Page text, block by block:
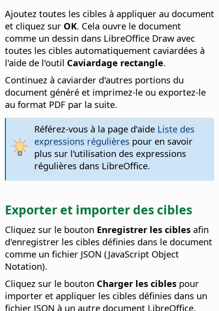
Ajoutez toutes les cibles à appliquer au document
et cliquez sur OK. Cela ouvre le document
comme un dessin dans LibreOffice Draw avec
toutes les cibles automatiquement caviardées à
l'aide de l'outil Caviardage rectangle.
Continuez à caviarder d'autres portions du
document généré et imprimez-le ou exportez-le
au format PDF par la suite.
Référez-vous à la page d'aide Liste des
expressions régulières pour en savoir
plus sur l'utilisation des expressions
régulières dans LibreOffice.
Exporter et importer des cibles
Cliquez sur le bouton Enregistrer les cibles afin
d'enregistrer les cibles définies dans le document
comme un fichier JSON (JavaScript Object
Notation).
Cliquez sur le bouton Charger les cibles pour
importer et appliquer les cibles définies dans un
fichier JSON à un autre document LibreOffice.